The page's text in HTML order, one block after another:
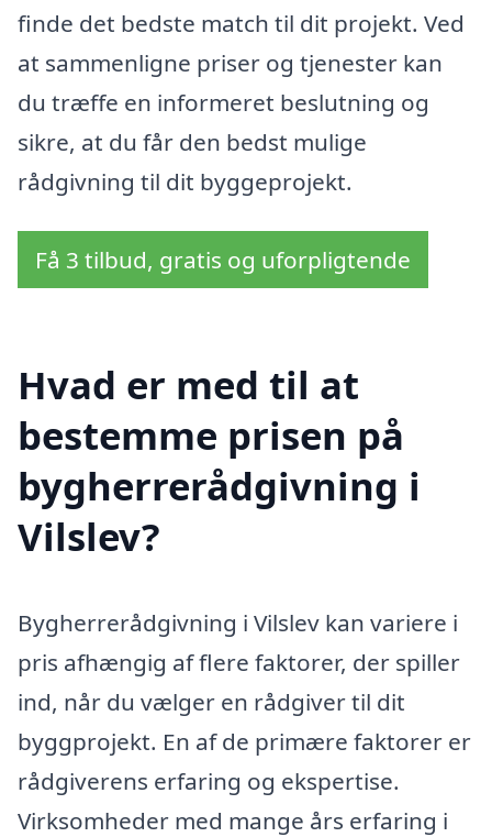
finde det bedste match til dit projekt. Ved
at sammenligne priser og tjenester kan
du træffe en informeret beslutning og
sikre, at du får den bedst mulige
rådgivning til dit byggeprojekt.
Få 3 tilbud, gratis og uforpligtende
Hvad er med til at
bestemme prisen på
bygherrerådgivning i
Vilslev?
Bygherrerådgivning i Vilslev kan variere i
pris afhængig af flere faktorer, der spiller
ind, når du vælger en rådgiver til dit
byggprojekt. En af de primære faktorer er
rådgiverens erfaring og ekspertise.
Virksomheder med mange års erfaring i